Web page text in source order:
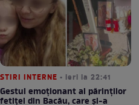
STIRI INTERNE • ieri la 22:41
Gestul emoționant al părinților
fetiței din Bacău, care și-a